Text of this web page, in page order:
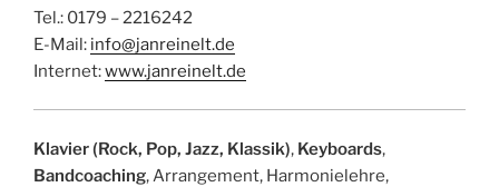
Tel.: 0179 – 2216242
E-Mail: info@janreinelt.de
Internet:www.janreinelt.de
Klavier (Rock, Pop, Jazz, Klassik), Keyboards,
Bandcoaching, Arrangement, Harmonielehre,